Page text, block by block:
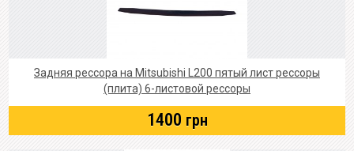
Задняя рессора на Mitsubishi L200 пятый лист рессоры
(плита) 6-листовой рессоры
1400 грн